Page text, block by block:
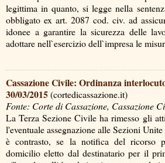
legittima in quanto, si legge nella
obbligato ex art. 2087 cod. civ. ad
idonee a garantire la sicurezza delle
adottare nell`esercizio dell`impresa le
Cassazione Civile: Ordinanza
30/03/2015(cortedicassazione.it)
Fonte: Corte di Cassazione, Cassazione
La Terza Sezione Civile ha rimesso gli
l'eventuale assegnazione alle Sezioni
è contrasto, se la notifica del ricorso
domicilio eletto dal destinatario per il